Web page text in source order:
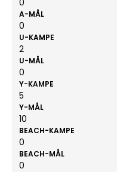
0
A-MÅL
0
U-KAMPE
2
U-MÅL
0
Y-KAMPE
5
Y-MÅL
10
BEACH-KAMPE
0
BEACH-MÅL
0